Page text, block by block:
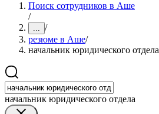
Поиск сотрудников в Аше
/
... /
резюме в Аше/
начальник юридического отдела
начальник юридического отдела